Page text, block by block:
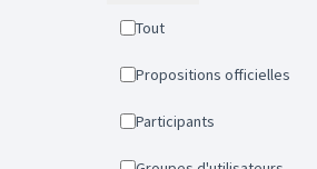
Tout
Propositions officielles
Participants